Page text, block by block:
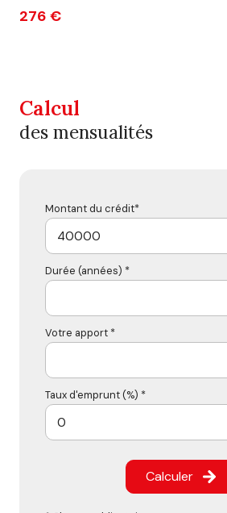
276 €
Calcul
des mensualités
Montant du crédit*
Durée (années) *
Votre apport *
Taux d'emprunt (%) *
Calculer